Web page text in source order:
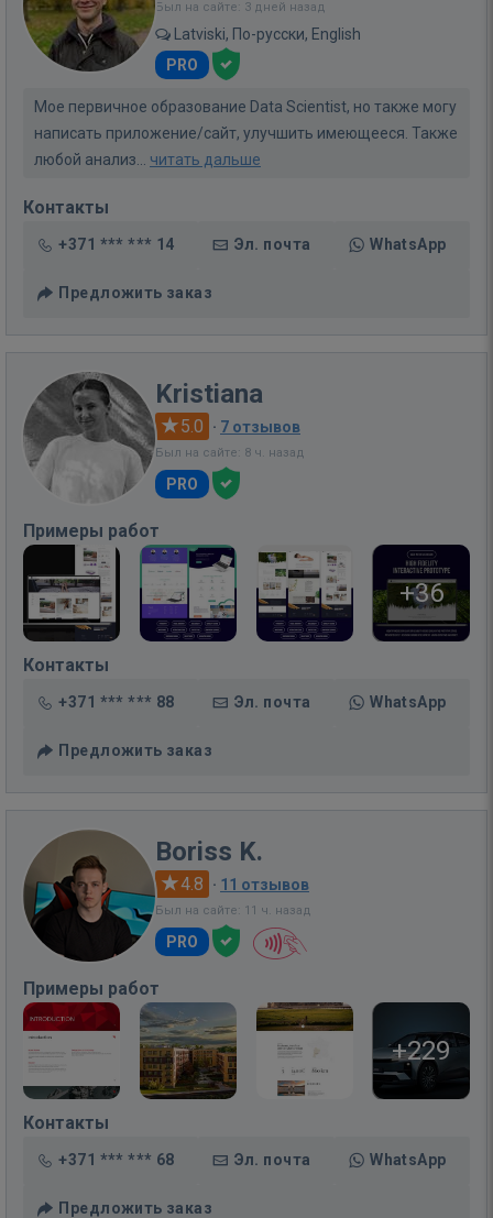
Был на сайте: 3 дней назад
Latviski, По-русски, English
PRO
Мое первичное образование Data Scientist, но также могу
написать приложение/сайт, улучшить имеющееся. Также
любой анализ... читать дальше
Контакты
+371 *** *** 14 Эл. почта WhatsApp
Предложить заказ
Kristiana
5.0 · 7 отзывов
Был на сайте: 8 ч. назад
PRO
Примеры работ
+36
Контакты
+371 *** *** 88 Эл. почта WhatsApp
Предложить заказ
Boriss K.
4.8 · 11 отзывов
Был на сайте: 11 ч. назад
PRO
Примеры работ
+229
Контакты
+371 *** *** 68 Эл. почта WhatsApp
Предложить заказ